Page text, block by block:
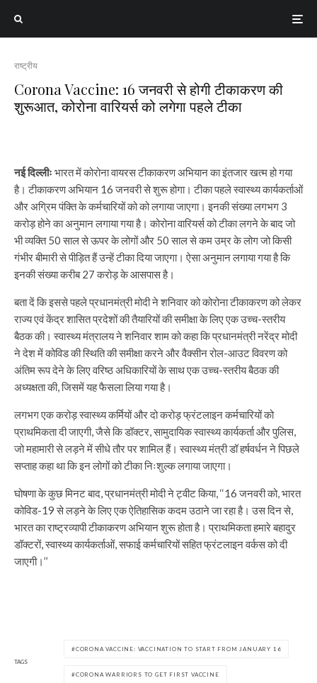
राष्ट्रीय
Corona Vaccine: 16 जनवरी से होगी टीकाकरण की
शुरूआत, कोरोना वारियर्स को लगेगा पहले टीका
नई दिल्लीः भारत में कोरोना वायरस टीकाकरण अभियान का इंतजार खत्म हो गया
है। टीकाकरण अभियान 16 जनवरी से शुरू होगा। टीका पहले स्वास्थ्य कार्यकर्ताओं
और अग्रिम पंक्ति के कर्मचारियों को को लगाया जाएगा। इनकी संख्या लगभग 3
करोड़ होने का अनुमान लगाया गया है। कोरोना वारियर्स को टीका लगने के बाद जो
भी व्यक्ति 50 साल से ऊपर के लोगों और 50 साल से कम उम्र के लोग जो किसी
गंभीर बीमारी से पीड़ित हैं उन्हें टीका दिया जाएगा। ऐसा अनुमान लगाया गया है कि
इनकी संख्या करीब 27 करोड़ के आसपास है।
बता दें कि इससे पहले प्रधानमंत्री मोदी ने शनिवार को कोरोना टीकाकरण को लेकर
राज्य एवं केंद्र शासित प्रदेशों की तैयारियों की समीक्षा के लिए एक उच्च-स्तरीय
बैठक की। स्वास्थ्य मंत्रालय ने शनिवार शाम को कहा कि प्रधानमंत्री नरेंद्र मोदी
ने देश में कोविड की स्थिति की समीक्षा करने और वैक्सीन रोल-आउट विवरण को
अंतिम रूप देने के लिए वरिष्ठ अधिकारियों के साथ एक उच्च-स्तरीय बैठक की
अध्यक्षता की, जिसमें यह फैसला लिया गया है।
लगभग एक करोड़ स्वास्थ्य कर्मियों और दो करोड़ फ्रंटलाइन कर्मचारियों को
प्राथमिकता दी जाएगी, जैसे कि डॉक्टर, सामुदायिक स्वास्थ्य कार्यकर्ता और पुलिस,
जो महामारी से लड़ने में सीधे तौर पर शामिल हैं। स्वास्थ्य मंत्री डॉ हर्षवर्धन ने पिछले
सप्ताह कहा था कि इन लोगों को टीका निःशुल्क लगाया जाएगा।
घोषणा के कुछ मिनट बाद, प्रधानमंत्री मोदी ने ट्वीट किया, ‘‘16 जनवरी को, भारत
कोविड-19 से लड़ने के लिए एक ऐतिहासिक कदम उठाने जा रहा है। उस दिन से,
भारत का राष्ट्रव्यापी टीकाकरण अभियान शुरू होता है। प्राथमिकता हमारे बहादुर
डॉक्टरों, स्वास्थ्य कार्यकर्ताओं, सफाई कर्मचारियों सहित फ्रंटलाइन वर्कस को दी
जाएगी।’’
TAGS
CORONA VACCINE: VACCINATION TO START FROM JANUARY 16
CORONA WARRIORS TO GET FIRST VACCINE